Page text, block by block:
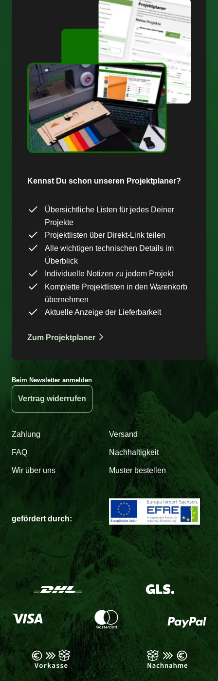
Kennst Du schon unseren Projektplaner?
Übersichtliche Listen für jedes Deiner
Projekte
Projektlisten über Direkt-Link teilen
Alle wichtigen technischen Details im
Überblick
Individuelle Notizen zu jedem Projekt
Komplette Projektlisten in den Warenkorb
übernehmen
Aktuelle Anzeige der Lieferbarkeit
Zum Projektplaner
Beim Newsletter anmelden
Vertrag widerrufen
Zahlung Versand
FAQ Nachhaltigkeit
Wir über uns Muster bestellen
gefördert durch: